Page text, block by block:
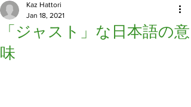
「ジャスト」な日本語の意
味
Kaz Hattori
Jan 18, 2021